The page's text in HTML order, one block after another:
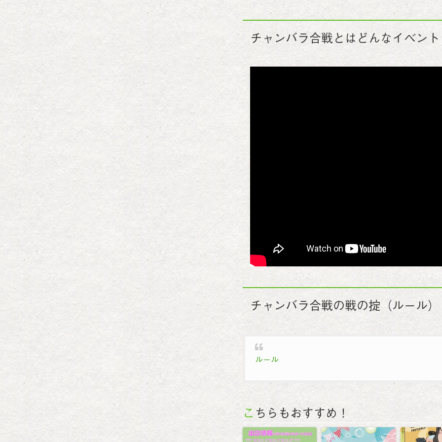
チャンバラ合戦とはどんなイベ
チャンバラ合戦の戦の掟（ルール）
ルール
こちらもおすすめ！